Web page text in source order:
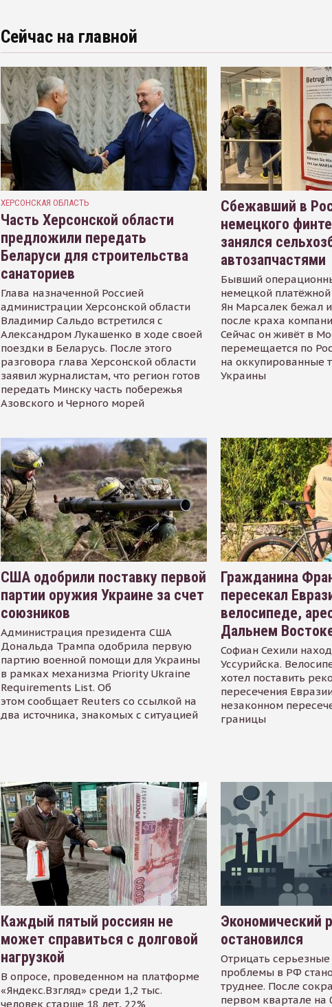
Сейчас на главной
ХЕРСОНСКАЯ ОБЛАСТЬ
Часть Херсонской области
предложили передать
Беларуси для строительства
санаториев
Глава назначенной Россией
администрации Херсонской области
Владимир Сальдо встретился с
Александром Лукашенко в ходе своей
поездки в Беларусь. После этого
разговора глава Херсонской области
заявил журналистам, что регион готов
передать Минску часть побережья
Азовского и Черного морей
Сбежавший в
немецкого
занялся
автозапчастями
Бывший
немецкой
Ян Марсалек бежал
после краха
Сейчас он живёт в
перемещается по
на оккупированные
Украины
США одобрили поставку первой
партии оружия Украине за счет
союзников
Администрация президента США
Дональда Трампа одобрила первую
партию военной помощи для Украины
в рамках механизма Priority Ukraine
Requirements List. Об
этом сообщает Reuters со ссылкой на
два источника, знакомых с ситуацией
Гражданина
пересекал
велосипеде,
Дальнем
Софиан Сехили
Уссурийска.
хотел поставить
пересечения
незаконном
границы
Каждый пятый россиян не
может справиться с долговой
нагрузкой
В опросе, проведенном на платформе
«Яндекс.Взгляд» среди 1,2 тыс.
человек старше 18 лет, 22%
Экономический
остановился
Отрицать
проблемы в РФ
труднее. После
первом квартале на